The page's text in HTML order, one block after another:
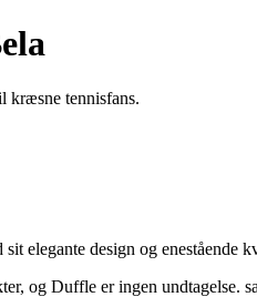
kræsne tennisfans.
elegante design og enestående
og Duffle er ingen